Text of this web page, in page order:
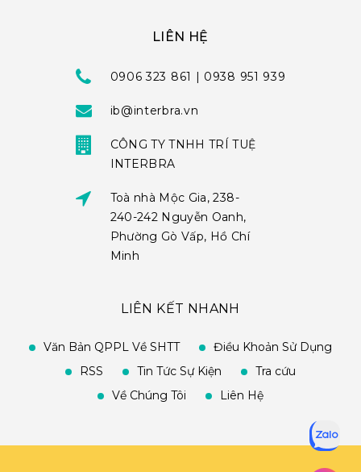
LIÊN HỆ
0906 323 861 | 0938 951 939
ib@interbra.vn
CÔNG TY TNHH TRÍ TUỆ
INTERBRA
Toà nhà Mộc Gia, 238-
240-242 Nguyễn Oanh,
Phường Gò Vấp, Hồ Chí
Minh
LIÊN KẾT NHANH
Văn Bản QPPL Về SHTT
Điều Khoản Sử Dụng
RSS
Tin Tức Sự Kiện
Tra cứu
Về Chúng Tôi
Liên Hệ